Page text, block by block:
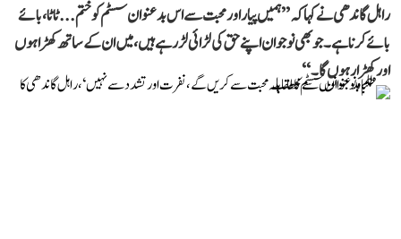
راہل گاندھی نے کہا کہ ’’ہمیں پیار اور محبت سے اس بدعنوان سسٹم کو ختم... ٹاٹا، بائے
بائے کرنا ہے۔ جو بھی نوجوان اپنے حق کی لڑائی لڑ رہے ہیں، میں ان کے ساتھ کھڑا ہوں
اور کھڑا رہوں گا۔‘‘